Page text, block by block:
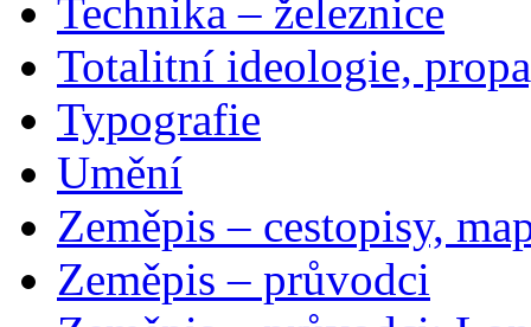
Technika – železnice
Totalitní ideologie,
Typografie
Umění
Zeměpis – cestopisy,
Zeměpis – průvodci